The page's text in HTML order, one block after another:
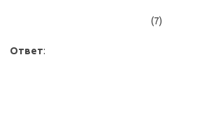
(7)
Ответ: